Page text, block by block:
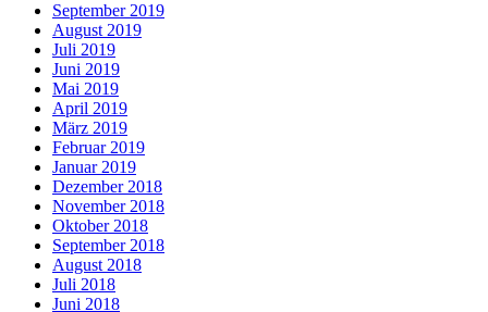
September 2019
August 2019
Juli 2019
Juni 2019
Mai 2019
April 2019
März 2019
Februar 2019
Januar 2019
Dezember 2018
November 2018
Oktober 2018
September 2018
August 2018
Juli 2018
Juni 2018